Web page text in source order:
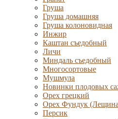
Груша
Груша домашняя
Груша колоновидная
Инжир
Каштан съедобный
Личи
Миндаль съедобный
Многосортовые
Мушмула
Новинки плодовых
Орех грецкий
Орех Фундук
Персик